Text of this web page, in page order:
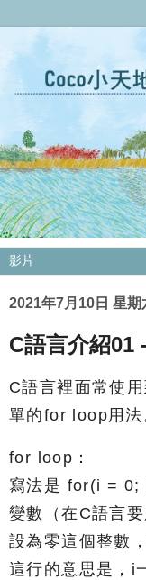
2021年7月10日 星期
C語言介紹
C語言裡面常使
單的for loop用法
for loop：
寫法是 for(i = 0;
變數（在C語言
設為零這個整數
這行的意思是，i